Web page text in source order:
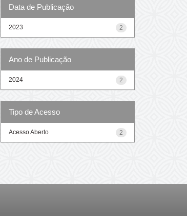
Data de Publicação
2
2023
Ano de Publicação
2
2024
Tipo de Acesso
2
Acesso Aberto